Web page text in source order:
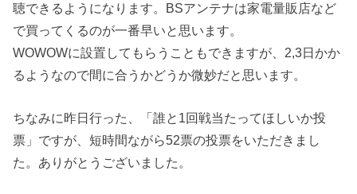
聴できるようになります。BSアンテナは家電量販店など
で買ってくるのが一番早いと思います。
WOWOWに設置してもらうこともできますが、2,3日かか
るようなので間に合うかどうか微妙だと思います。
ちなみに昨日行った、「誰と1回戦当たってほしいか投
票」ですが、短時間ながら52票の投票をいただきまし
た。ありがとうございました。